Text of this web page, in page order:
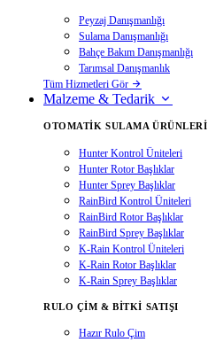
Peyzaj Danışmanlığı
Sulama Danışmanlığı
Bahçe Bakım Danışmanlığı
Tarımsal Danışmanlık
Tüm Hizmetleri Gör
Malzeme & Tedarik
OTOMATIK SULAMA ÜRÜNLERI
Hunter Kontrol Üniteleri
Hunter Rotor Başlıklar
Hunter Sprey Başlıklar
RainBird Kontrol Üniteleri
RainBird Rotor Başlıklar
RainBird Sprey Başlıklar
K-Rain Kontrol Üniteleri
K-Rain Rotor Başlıklar
K-Rain Sprey Başlıklar
RULO ÇIM & BITKI SATIŞI
Hazır Rulo Çim